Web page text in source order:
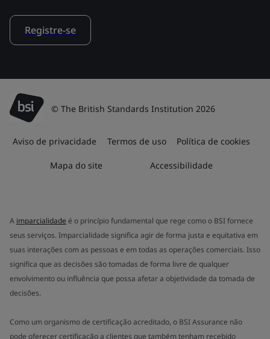
Registre-se
© The British Standards Institution 2026
Aviso de privacidade Termos de uso Política de cookies
Mapa do site Accessibilidade
A imparcialidade é o princípio fundamental que rege como o BSI fornece
seus serviços. Imparcialidade significa agir de forma justa e equitativa em
suas interações com as pessoas e em todas as operações comerciais. Isso
significa que as decisões são tomadas de forma livre de qualquer
envolvimento ou influência que possa afetar a objetividade da tomada de
decisões.
Como um organismo de certificação acreditado, o BSI Assurance não
pode oferecer certificação a clientes que também tenham recebido